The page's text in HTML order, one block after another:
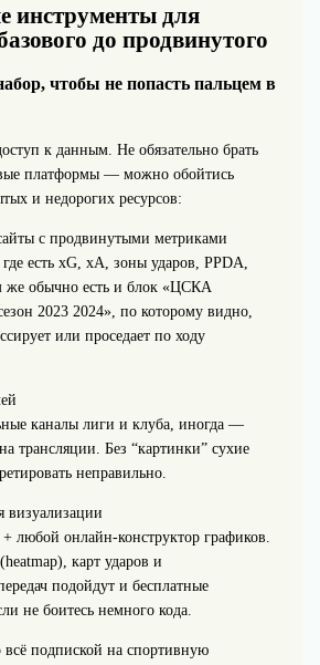
инструменты для
до продвинутого
чтобы не попасть пальцем в
к данным. Не обязательно брать
платформы — можно обойтись
и недорогих ресурсов:
с продвинутыми метриками
есть xG, xA, зоны ударов, PPDA,
же обычно есть и блок «ЦСКА
2023 2024», по которому видно,
или проседает по ходу
каналы лиги и клуба, иногда —
трансляции. Без “картинки” сухие
неправильно.
визуализации
любой онлайн‑конструктор графиков.
карт ударов и
подойдут и бесплатные
не боитесь немного кода.
всё подпиской на спортивную